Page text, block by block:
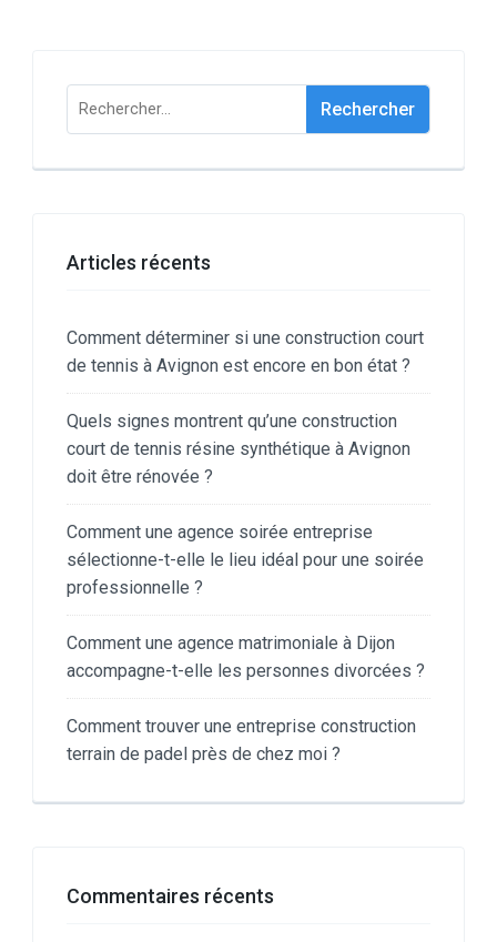
Rechercher :
Articles récents
Comment déterminer si une construction court
de tennis à Avignon est encore en bon état ?
Quels signes montrent qu’une construction
court de tennis résine synthétique à Avignon
doit être rénovée ?
Comment une agence soirée entreprise
sélectionne-t-elle le lieu idéal pour une soirée
professionnelle ?
Comment une agence matrimoniale à Dijon
accompagne-t-elle les personnes divorcées ?
Comment trouver une entreprise construction
terrain de padel près de chez moi ?
Commentaires récents